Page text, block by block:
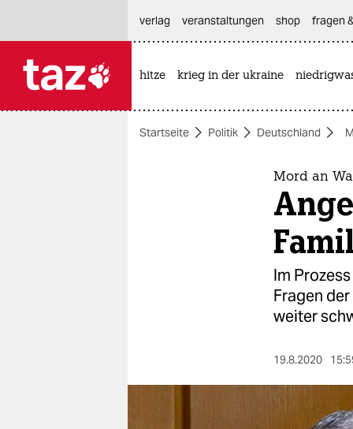
themen
nord
verlag
veranstaltungen shop fragen
hitze krieg in der ukraine
Startseite Politik Deutschland
Mord an
Im
Fragen
weiter
19.8.2020